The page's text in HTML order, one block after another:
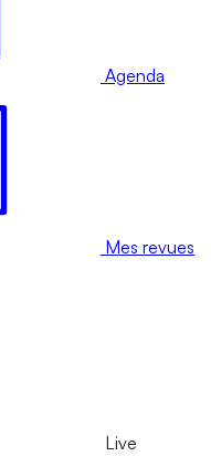
Agenda
Mes revues
Live